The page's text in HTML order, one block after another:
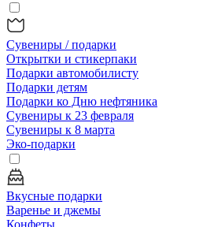
Сувениры / подарки
Открытки и стикерпаки
Подарки автомобилисту
Подарки детям
Подарки ко Дню нефтяника
Сувениры к 23 февраля
Сувениры к 8 марта
Эко-подарки
Вкусные подарки
Варенье и джемы
Конфеты